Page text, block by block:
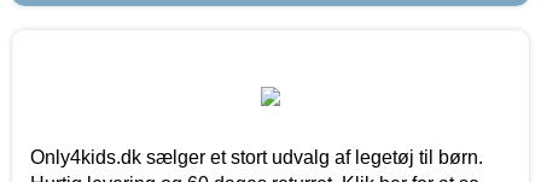
Only4kids.dk sælger et stort udvalg af legetøj til børn.